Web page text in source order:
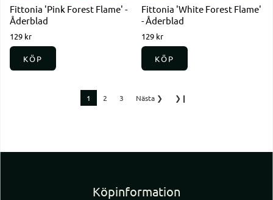
Fittonia 'Pink Forest Flame' -
Åderblad
129 kr
KÖP
Fittonia 'White Forest Flame'
- Åderblad
129 kr
KÖP
1 2 3 Nästa ❯ ❯❙
Köpinformation